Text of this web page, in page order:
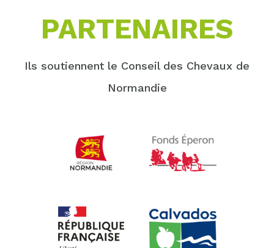
PARTENAIRES
Ils soutiennent le Conseil des Chevaux de
Normandie